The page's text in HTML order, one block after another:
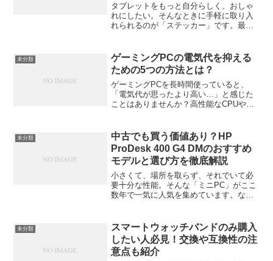
タブレットをもっと自分らしく、おしゃ
れにしたい。そんなときに手軽に取り入
れられるのが「ステッカー」です。最近
ッカーがたくさん登場しています。しか
も、剥がしやすくて糊残り...
未分類
ゲーミングPCの電気代を抑える
ための5つの方法とは？
ゲーミングPCを長時間使っていると、
「電気代が思ったより高い…」と感じた
ことはありませんか？高性能なCPUや
気代がかさむのは当然です。でも安心し
てください。ちょっと...
未分類
中古でも買う価値あり？HP
ProDesk 400 G4 DMのおすすめ
モデルと選び方を徹底解説
小さくて、場所を取らず、それでいて必
要十分な性能。そんな「ミニPC」がここ
数年で一気に人気を集めています。なか
リーズ。「中古でも大丈夫？」「どのモ
デルを選べば失敗し...
未分類
スマートウォッチバンドのみ購入
したい人必見！交換や互換性の注
意点も紹介